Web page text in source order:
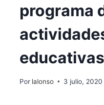
programa
educativas
Por lalonso 3 julio, 2020